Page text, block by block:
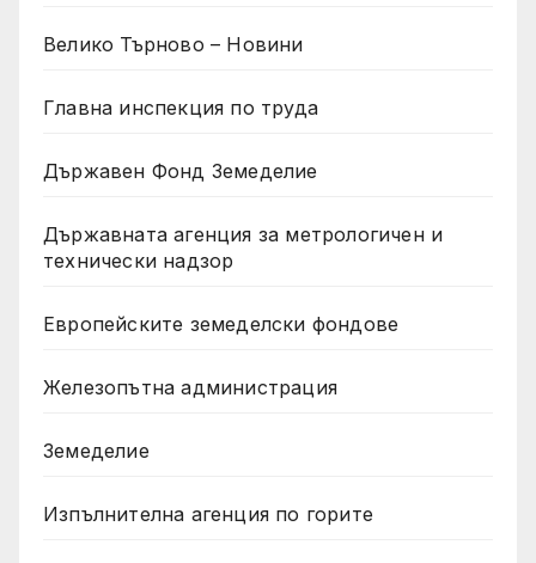
Велико Търново – Новини
Главна инспекция по труда
Държавен Фонд Земеделие
Държавната агенция за метрологичен и
технически надзор
Европейските земеделски фондове
Железопътна администрация
Земеделие
Изпълнителна агенция по горите